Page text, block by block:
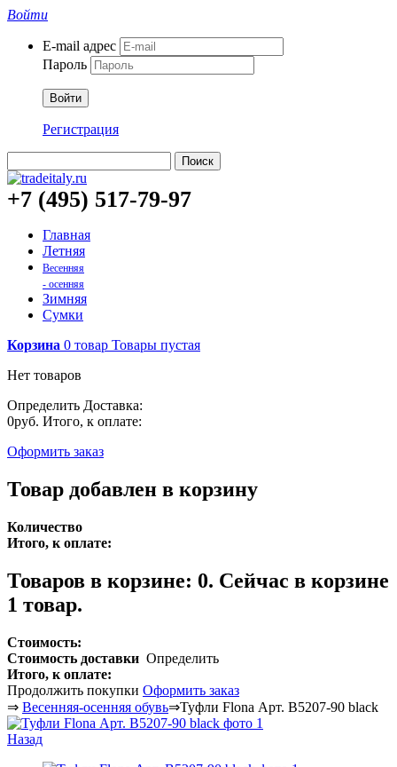
Войти
E-mail адрес
Пароль
Войти
Регистрация
Поиск
+7 (495) 517-79-97
Главная
Летняя
Весенняя
- осенняя
Зимняя
Сумки
Корзина 0 товар Товары пустая
Нет товаров
Определить Доставка:
0руб. Итого, к оплате:
Оформить заказ
Товар добавлен в корзину
Количество
Итого, к оплате:
Товаров в корзине: 0. Сейчас в корзине
1 товар.
Стоимость:
Стоимость доставки Определить
Итого, к оплате:
Продолжить покупки Оформить заказ
⇒ Весенняя-осенняя обувь⇒Туфли Flona Арт. В5207-90 black
Назад